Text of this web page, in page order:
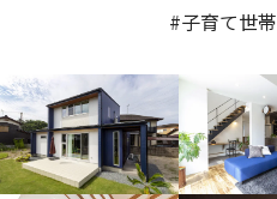
#子育て世帯